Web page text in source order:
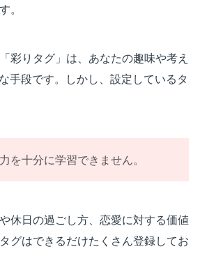
。
彩りタグ」は、あなたの趣味や考え
手段です。しかし、設定しているタ
を十分に学習できません。
休日の過ごし方、恋愛に対する価値
グはできるだけたくさん登録してお